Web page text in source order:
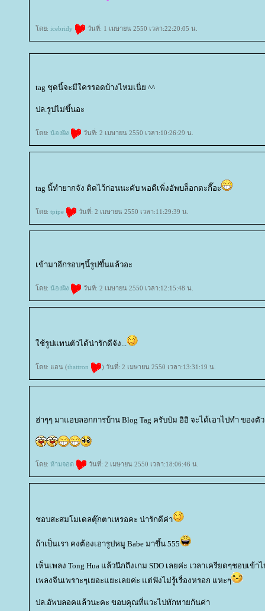
ดย: icebridy วันที่: 1 เมษายน 2550 เวลา:22:20:05 น.
tag ชุดนี้จะมีใครรอดบ้างไหมเนี่ย ^^
ปล.รูปไม่ขึ้นอะ
ดย: น้องผิง วันที่: 2 เมษายน 2550 เวลา:10:26:29 น.
tag นี้ทำยากจัง ติดไว้ก่อนนะคับ พอดีเพิ่งอัพบล็อกตะกี๊อะ
ดย: tpipe วันที่: 2 เมษายน 2550 เวลา:11:29:39 น.
เข้ามาอีกรอบๆนี้รูปขึ้นแล้วอะ
ดย: น้องผิง วันที่: 2 เมษายน 2550 เวลา:12:15:48 น.
ช้รูปแทนตัวได้น่ารักดีจัง...
ดย: แอน (thattron ) วันที่: 2 เมษายน 2550 เวลา:13:31:19 น.
ฮ่าๆๆ มาแอบลอกการบ้าน Blog Tag ครับป๋ม อิอิ จะได้เอาไปทำ ของตั
ดย: ห้ามจอด วันที่: 2 เมษายน 2550 เวลา:18:06:46 น.
ชอบสะสมโมเดลตุ๊กตาเหรอคะ น่ารักดีค่า
ถ้าเป็นเรา คงต้องเอารูปหมู Babe มาขึ้น 555
เห็นเพลง Tong Hua แล้วนึกถึงเกม SDO เลยค่ะ เวลาเครียดๆชอบเข้า
เพลงจีนเพราะๆเยอะแยะเลยค่ะ แต่ฟังไม่รู้เรื่องหรอก แหะๆ
ปล.อัพบลอคแล้วนะคะ ขอบคุณที่แวะไปทักทายกันค่า